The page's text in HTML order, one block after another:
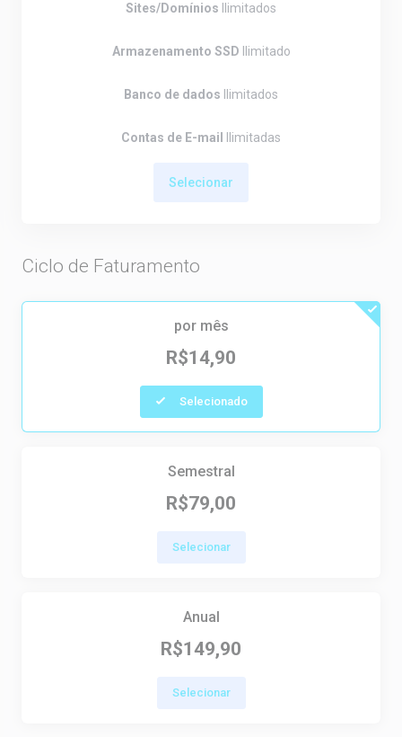
Sites/Domínios Ilimitados
Armazenamento SSD Ilimitado
Banco de dados Ilimitados
Contas de E-mail Ilimitadas
Selecionar
Ciclo de Faturamento
por mês
R$14,90
Selecionado
Semestral
R$79,00
Selecionar
Anual
R$149,90
Selecionar